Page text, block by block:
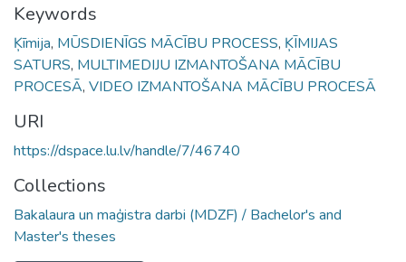
Keywords
Ķīmija, MŪSDIENĪGS MĀCĪBU PROCESS, ĶĪMIJAS
SATURS, MULTIMEDIJU IZMANTOŠANA MĀCĪBU
PROCESĀ, VIDEO IZMANTOŠANA MĀCĪBU PROCESĀ
URI
https://dspace.lu.lv/handle/7/46740
Collections
Bakalaura un maģistra darbi (MDZF) / Bachelor's and
Master's theses